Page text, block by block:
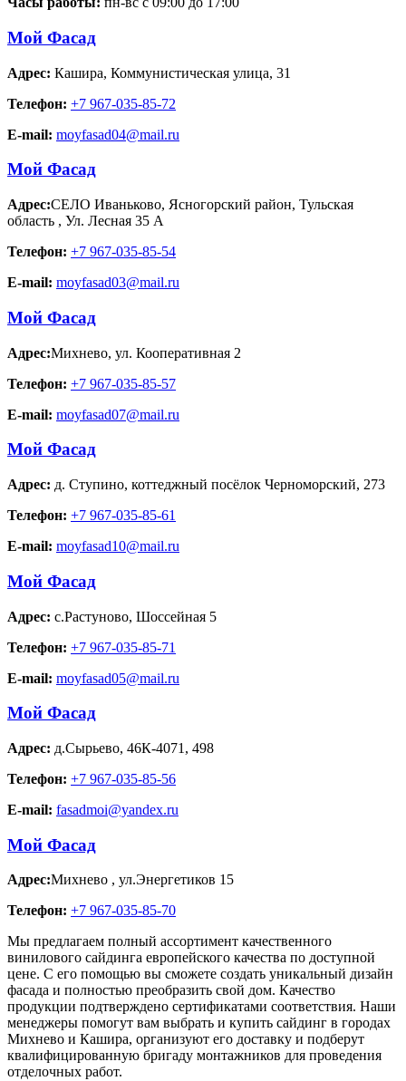
Мой Фасад
Адрес: Кашира, Коммунистическая улица, 31
Телефон: +7 967-035-85-72
E-mail: moyfasad04@mail.ru
Мой Фасад
Адрес:СЕЛО Иваньково, Ясногорский район, Тульская
область , Ул. Лесная 35 А
Телефон: +7 967-035-85-54
E-mail: moyfasad03@mail.ru
Мой Фасад
Адрес:Михнево, ул. Кооперативная 2
Телефон: +7 967-035-85-57
E-mail: moyfasad07@mail.ru
Мой Фасад
Адрес: д. Ступино, коттеджный посёлок Черноморский, 273
Телефон: +7 967-035-85-61
E-mail: moyfasad10@mail.ru
Мой Фасад
Адрес: с.Растуново, Шоссейная 5
Телефон: +7 967-035-85-71
E-mail: moyfasad05@mail.ru
Мой Фасад
Адрес: д.Сырьево, 46К-4071, 498
Телефон: +7 967-035-85-56
E-mail: fasadmoi@yandex.ru
Мой Фасад
Адрес:Михнево , ул.Энергетиков 15
Телефон: +7 967-035-85-70
Мы предлагаем полный ассортимент качественного
винилового сайдинга европейского качества по доступной
цене. С его помощью вы сможете создать уникальный дизайн
фасада и полностью преобразить свой дом. Качество
продукции подтверждено сертификатами соответствия. Наши
менеджеры помогут вам выбрать и купить сайдинг в городах
Михнево и Кашира, организуют его доставку и подберут
квалифицированную бригаду монтажников для проведения
отделочных работ.